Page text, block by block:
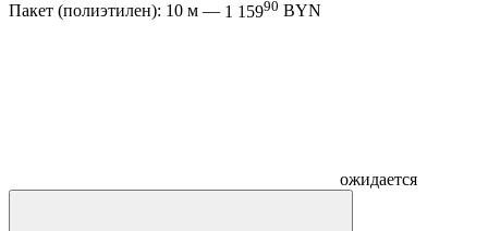
Пакет (полиэтилен): 10 м — 1 15990 BYN
ожидается